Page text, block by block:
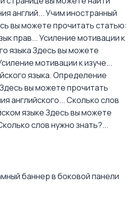
англий...Учим иностранный
вы можете прочитать статью:
прав...Усиление мотивации к
языкаЗдесь вы можете
мотивации к изуче...
языка. Определение
Здесь вы можете прочитать
английского...Сколько слов
языкеЗдесь вы можете
слов нужно знать?...